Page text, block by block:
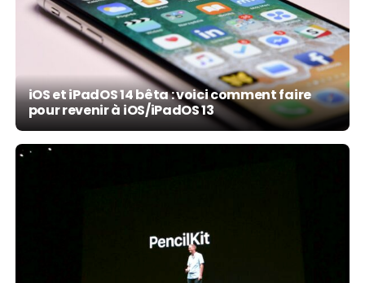
iOS et iPadOS 14 bêta : voici comment faire
pour revenir à iOS/iPadOS 13